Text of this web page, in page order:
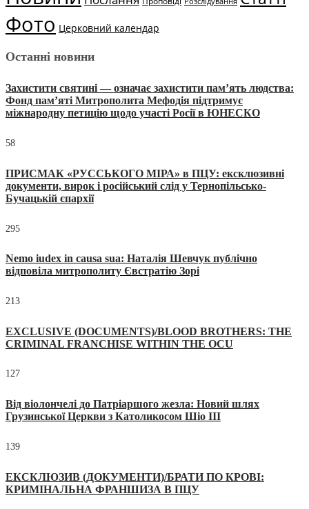
Фото Церковний календар
Останні новини
Захистити святині — означає захистити пам’ять людства:
Фонд пам’яті Митрополита Мефодія підтримує
міжнародну петицію щодо участі Росії в ЮНЕСКО
58
ПРИСМАК «РУССЬКОГО МІРА» в ПЦУ: ексклюзивні
документи, вирок і російський слід у Тернопільсько-
Бучацькій єпархії
295
Nemo iudex in causa sua: Наталія Шевчук публічно
відповіла митрополиту Євстратію Зорі
213
EXCLUSIVE (DOCUMENTS)/BLOOD BROTHERS: THE
CRIMINAL FRANCHISE WITHIN THE OCU
127
Від віолончелі до Патріаршого жезла: Новий шлях
Грузинської Церкви з Католикосом Шіо III
139
ЕКСКЛЮЗИВ (ДОКУМЕНТИ)/БРАТИ ПО КРОВІ:
КРИМІНАЛЬНА ФРАНШИЗА В ПЦУ